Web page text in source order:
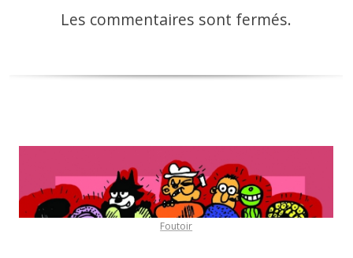
Les commentaires sont fermés.
Foutoir